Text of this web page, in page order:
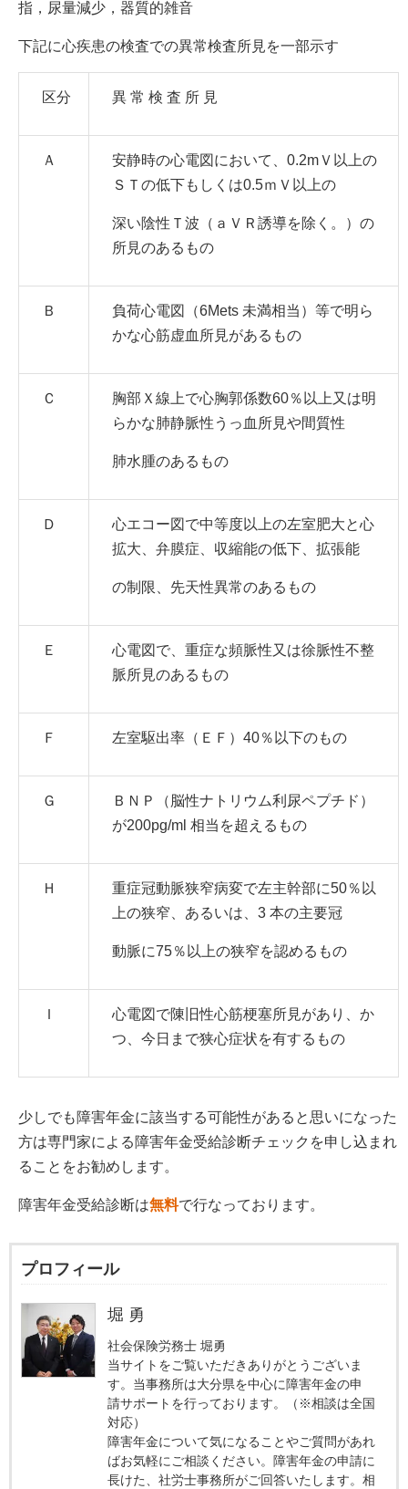
指，尿量減少，器質的雑音
下記に心疾患の検査での異常検査所見を一部示す
区分 異 常 検 査 所 見
Ａ
安静時の心電図において、0.2mＶ以上の
ＳＴの低下もしくは0.5ｍＶ以上の
深い陰性Ｔ波（ａＶＲ誘導を除く。）の
所見のあるもの
Ｂ
負荷心電図（6Mets 未満相当）等で明ら
かな心筋虚血所見があるもの
Ｃ
胸部Ｘ線上で心胸郭係数60％以上又は明
らかな肺静脈性うっ血所見や間質性
肺水腫のあるもの
Ｄ
心エコー図で中等度以上の左室肥大と心
拡大、弁膜症、収縮能の低下、拡張能
の制限、先天性異常のあるもの
Ｅ
心電図で、重症な頻脈性又は徐脈性不整
脈所見のあるもの
Ｆ 左室駆出率（ＥＦ）40％以下のもの
Ｇ
ＢＮＰ（脳性ナトリウム利尿ペプチド）
が200pg/ml 相当を超えるもの
Ｈ
重症冠動脈狭窄病変で左主幹部に50％以
上の狭窄、あるいは、3 本の主要冠
動脈に75％以上の狭窄を認めるもの
Ｉ
心電図で陳旧性心筋梗塞所見があり、か
つ、今日まで狭心症状を有するもの
少しでも障害年金に該当する可能性があると思いになった
方は専門家による障害年金受給診断チェックを申し込まれ
ることをお勧めします。
障害年金受給診断は無料で行なっております。
プロフィール
堀 勇
社会保険労務士 堀勇
当サイトをご覧いただきありがとうございま
す。当事務所は大分県を中心に障害年金の申
請サポートを行っております。（※相談は全国
対応）
障害年金について気になることやご質問があれ
ばお気軽にご相談ください。障害年金の申請に
長けた、社労士事務所がご回答いたします。相